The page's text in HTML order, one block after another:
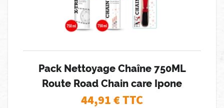
Pack Nettoyage Chaîne 750ML
Route Road Chain care Ipone
44,91€ TTC